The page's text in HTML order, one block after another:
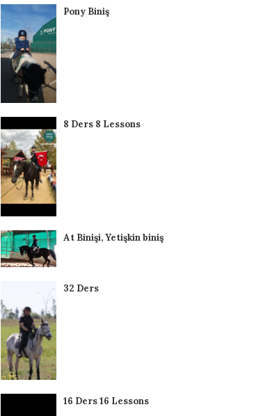
Pony Biniş
8 Ders 8 Lessons
At Binişi, Yetişkin biniş
32 Ders
16 Ders 16 Lessons